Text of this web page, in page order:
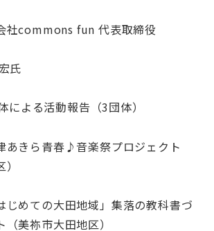
fun 代表取締役
による活動報告（3団体）
青春♪音楽祭プロジェクト
大田地域」集落の教科書づ
美祢市大田地区）